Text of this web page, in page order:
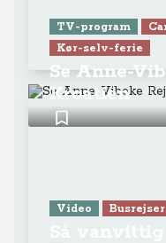
TV-program
Kør-selv-ferie
Se Anne-
Kroatien
Video Busrejser